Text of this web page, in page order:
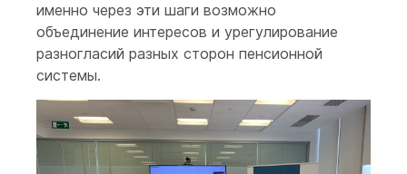
именно через эти шаги возможно
объединение интересов и урегулирование
разногласий разных сторон пенсионной
системы.